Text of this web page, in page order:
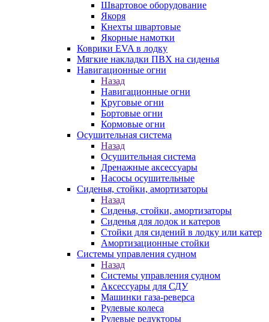
Швартовое оборудование
Якоря
Кнехты швартовые
Якорные намотки
Коврики EVA в лодку
Мягкие накладки ПВХ на сиденья
Навигационные огни
Назад
Навигационные огни
Круговые огни
Бортовые огни
Кормовые огни
Осушительная система
Назад
Осушительная система
Дренажные аксессуары
Насосы осушительные
Сиденья, стойки, амортизаторы
Назад
Сиденья, стойки, амортизаторы
Сиденья для лодок и катеров
Стойки для сидений в лодку или катер
Амортизационные стойки
Системы управления судном
Назад
Системы управления судном
Аксессуары для СДУ
Машинки газа-реверса
Рулевые колеса
Рулевые редукторы